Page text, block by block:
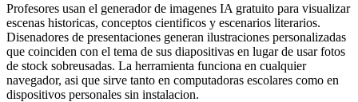
Profesores usan el generador de imagenes IA gratuito para visualizar
escenas historicas, conceptos cientificos y escenarios literarios.
Disenadores de presentaciones generan ilustraciones personalizadas
que coinciden con el tema de sus diapositivas en lugar de usar fotos
de stock sobreusadas. La herramienta funciona en cualquier
navegador, asi que sirve tanto en computadoras escolares como en
dispositivos personales sin instalacion.